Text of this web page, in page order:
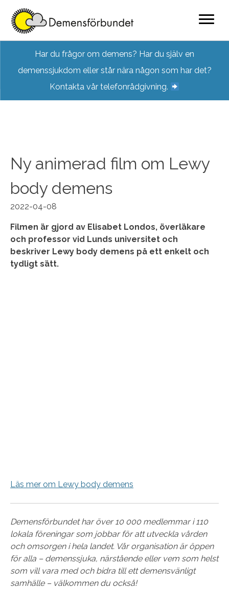
content
Har du frågor om demens? Har du själv en
demenssjukdom eller står nära någon som har det?
Kontakta vår telefonrådgivning.
Ny animerad film om Lewy
body demens
2022-04-08
Filmen är gjord av Elisabet Londos, överläkare
och professor vid Lunds universitet och
beskriver Lewy body demens på ett enkelt och
tydligt sätt.
Läs mer om Lewy body demens
Demensförbundet har över 10 000 medlemmar i 110
lokala föreningar som jobbar för att utveckla vården
och omsorgen i hela landet. Vår organisation är öppen
för alla – demenssjuka, närstående eller vem som helst
som vill vara med och bidra till ett demensvänligt
samhälle – välkommen du också!